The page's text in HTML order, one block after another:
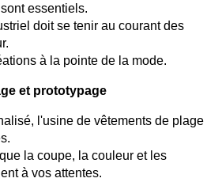
essentiels.
doit se tenir au courant des
à la pointe de la mode.
et prototypage
l'usine de vêtements de plage
la coupe, la couleur et les
à vos attentes.